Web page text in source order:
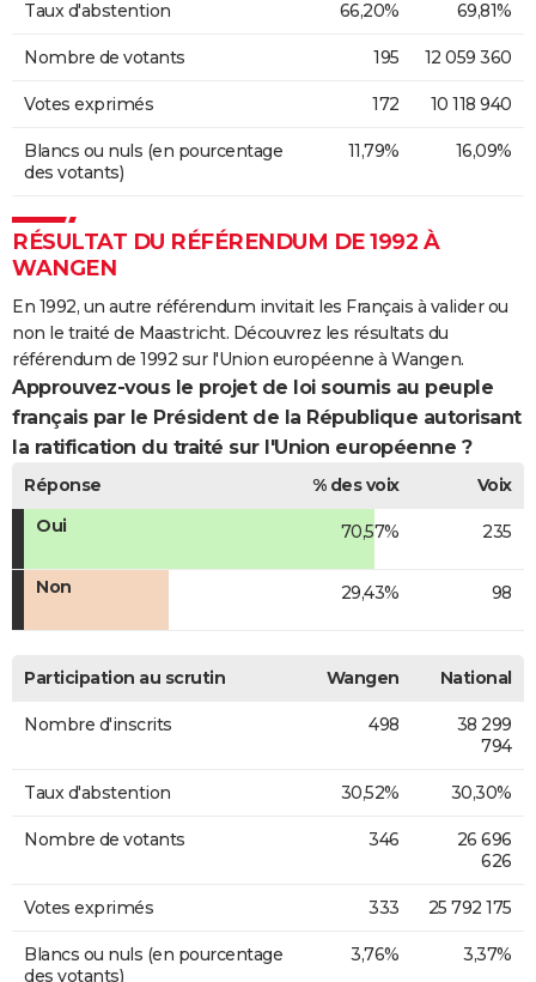
Taux d'abstention 66,20% 69,81%
Nombre de votants 195 12 059 360
Votes exprimés 172 10 118 940
Blancs ou nuls (en pourcentage
des votants)
11,79% 16,09%
RÉSULTAT DU RÉFÉRENDUM DE 1992 À
WANGEN
En 1992, un autre référendum invitait les Français à valider ou
non le traité de Maastricht. Découvrez les résultats du
référendum de 1992 sur l'Union européenne à Wangen.
Approuvez-vous le projet de loi soumis au peuple
français par le Président de la République autorisant
la ratification du traité sur l'Union européenne ?
Réponse % des voix
Voix
Oui
70,57% 235
Non 29,43% 98
Participation au scrutin Wangen National
Nombre d'inscrits 498
38 299
794
Taux d'abstention 30,52% 30,30%
Nombre de votants 346
26 696
626
Votes exprimés 333 25 792 175
Blancs ou nuls (en pourcentage
des votants)
3,76% 3,37%